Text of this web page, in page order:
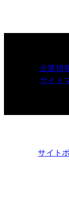
企業情
サイト
サイト